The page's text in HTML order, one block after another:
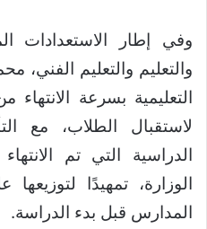
وفي إطار الاستعدادات
والتعليم والتعليم الفني،
التعليمية بسرعة الانتهاء
لاستقبال الطلاب، مع
الدراسية التي تم
الوزارة، تمهيدًا لتوزيعها
المدارس قبل بدء الدراسة.